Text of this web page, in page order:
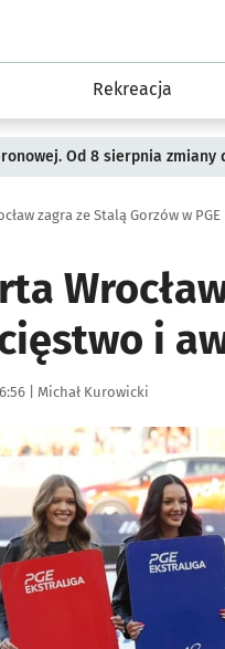
Rekreacja
Od 8 sierpnia zmiany
zagra ze Stalą Gorzów w
i
| Autor:
Michał Kurowicki
powiększyć